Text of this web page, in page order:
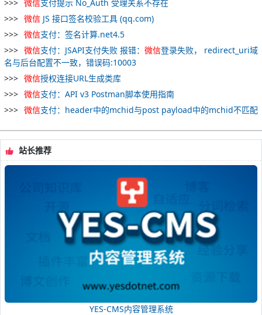
微信支付提示 No_Auth 受理关系不存在
微信 JS 接口签名校验工具 (qq.com)
微信支付：签名计算.net4.5
微信支付：JSAPI支付失败 报错： 微信登录失败， redirect_uri域
名与后台配置不一致，错误码:10003
微信授权连接URL生成类库
微信支付：API v3 Postman脚本使用指南
微信支付：header中的mchid与post payload中的mchid不匹配
站长推荐
YES-CMS内容管理系统